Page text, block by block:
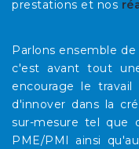
prestations et nos
Parlons ensemble
c'est avant tout
encourage le
d'innover dans la
sur-mesure tel que
PME/PMI ainsi